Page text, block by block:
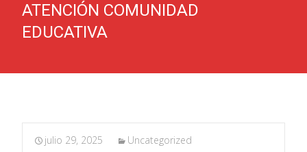
ATENCIÓN COMUNIDAD
EDUCATIVA
julio 29, 2025 Uncategorized